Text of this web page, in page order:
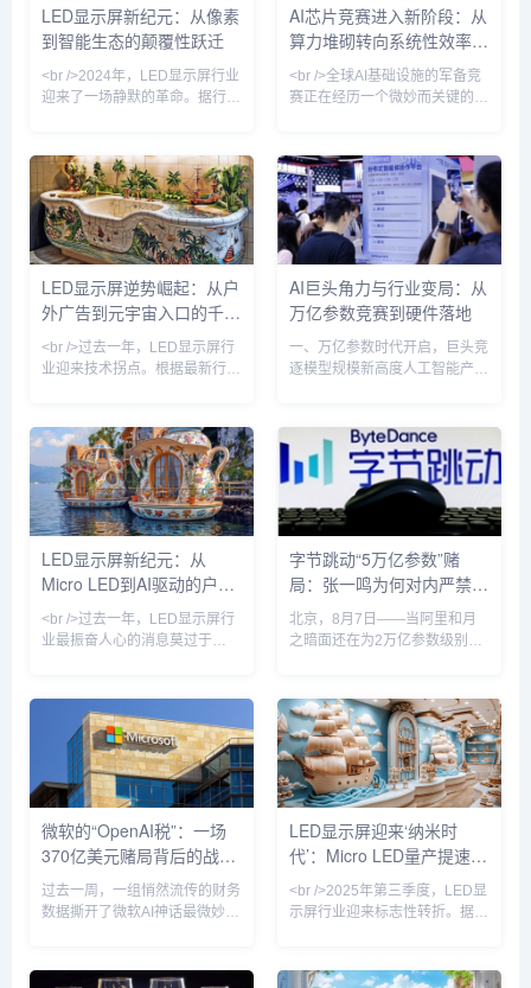
转化率。<br /><br />这一变化
与站长之家（ChinaZ.com）近
根据
芯片，服务器供应链满负荷运
转。表面上看，这是一场关于未
来越多的分析师开始追问：如此
LED显示屏新纪元：从像素
到智能生态的颠覆性跃迁
<br />2024年，LED显示屏行业
迎来了一场静默的革命。据行业
次突破99.9%，这意味着困扰业
界十年的成本壁垒开始崩塌。三
星、索尼以及中国厂商京东方、
三安光电均在近日发布了新一代
Micro LED显示屏，像素间距首
次下探至0.1毫米以下，亮度超
过10,000尼特，对比度接近无
限。一位参与测试的工程师向记
AI芯片竞赛进入新阶段：从
算力堆砌转向系统性效率革
命
<br />全球AI基础设施的军备竞
赛正在经历一个微妙而关键的转
级集群的部署，将模型参数规模
推至十万亿级别。然而，最新发
布的行业基准测试与头部企业的
内部运营数据揭示了一个警示信
号：在现有主流架构下，GPU
集群的线性扩展所带来的性能提
升已明显放缓，而能耗成本与互
联延迟正以超线性速度攀升。多
出，单纯依赖晶体管密度和制程
LED显示屏逆势崛起：从户
外广告到元宇宙入口的千亿
赛道
<br />过去一年，LED显示屏行
业迎来技术拐点。根据最新行业
小时200万颗，推动单位成本同
比下降42%。三星、索尼、利亚
德等头部厂商相继推出新一代
Micro LED商用显示屏，像素间
距突破P0.3以下，实现真正意义
上的“无拼接缝”显示。与此同
时，COB（板上芯片）封装技
术加速渗透，在P1.2以下小间距
AI巨头角力与行业变局：从
万亿参数竞赛到硬件落地
一、万亿参数时代开启，巨头竞
逐模型规模新高度人工智能产业
内部人士透露，该公司正讨论训
练参数规模超过5万亿的大语言
模型，这一数字将超越国内现有
最大模型——阿里巴巴通义千问
的2.4万亿和月之暗面Kimi K3的
2.8万亿参数，成为中国AI模型
规模的新标杆。该项目由Seed
Foundation负责人项亮主导，
练、数据准备...
LED显示屏新纪元：从
Micro LED到AI驱动的户外
媒体革命
<br />过去一年，LED显示屏行
业最振奋人心的消息莫过于
产阶段，良率从早期的不足50%
提升至接近90%。这意味着曾经
高高在上的Micro LED开始向高
端商用显示和超大尺寸家用电视
市场渗透。与传统的LCD和
OLED相比，Micro LED在亮
度、对比度、响应速度和功耗方
字节跳动“5万亿参数”赌
局：张一鸣为何对内严禁蒸
馏、对外叫板整个AI圈？
北京，8月7日——当阿里和月
之暗面还在为2万亿参数级别的
的数字：5万亿。据知情人士向
本刊确认，字节跳动内部正在讨
论训练一个参数规模超过5万亿
的大语言模型——这一数字直接
压过阿里Qwen 3.8-Max的2.4万
亿和月之暗面K3的2.8万亿，使
其成为中国已知参数规模最大的
AI模型项目。该计划由字节AI研
人...
微软的“OpenAI税”：一场
370亿美元赌局背后的战略
悖论
过去一周，一组悄然流传的财务
数据撕开了微软AI神话最微妙的
为微软贡献了约241亿美元收
LED显示屏迎来‘纳米时
代’：Micro LED量产提速，
户外广告牌开启像素革命
<br />2025年第三季度，LED显
示屏行业迎来标志性转折。据最
99.9%，核心制程成本较去年同